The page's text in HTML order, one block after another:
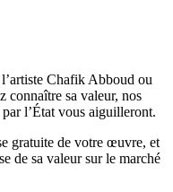
Chafik Abboud ou
connaître sa valeur, nos
l’État vous aiguilleront.
gratuite de votre œuvre, et
de sa valeur sur le marché